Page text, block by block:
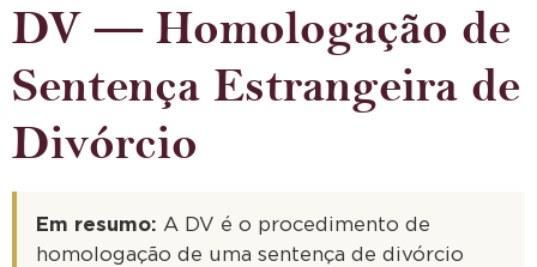
DV — Homologação de
Sentença Estrangeira de
Divórcio
Em resumo: A DV é o procedimento de
homologação de uma sentença de divórcio